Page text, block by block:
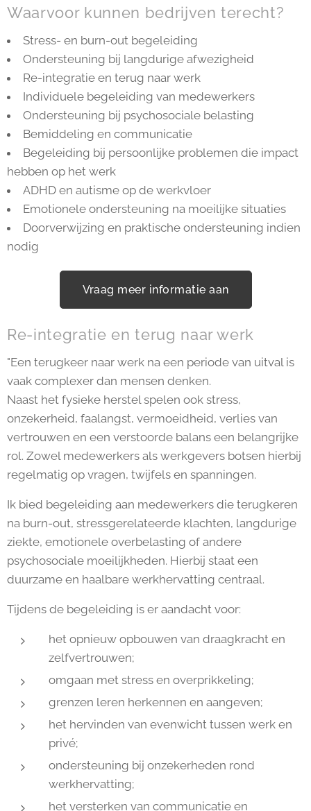
Waarvoor kunnen bedrijven terecht?
Stress- en burn-out begeleiding
Ondersteuning bij langdurige afwezigheid
Re-integratie en terug naar werk
Individuele begeleiding van medewerkers
Ondersteuning bij psychosociale belasting
Bemiddeling en communicatie
Begeleiding bij persoonlijke problemen die impact
hebben op het werk
ADHD en autisme op de werkvloer
Emotionele ondersteuning na moeilijke situaties
Doorverwijzing en praktische ondersteuning indien
nodig
Vraag meer informatie aan
Re-integratie en terug naar werk
"Een terugkeer naar werk na een periode van uitval is
vaak complexer dan mensen denken.
Naast het fysieke herstel spelen ook stress,
onzekerheid, faalangst, vermoeidheid, verlies van
vertrouwen en een verstoorde balans een belangrijke
rol. Zowel medewerkers als werkgevers botsen hierbij
regelmatig op vragen, twijfels en spanningen.
Ik bied begeleiding aan medewerkers die terugkeren
na burn-out, stressgerelateerde klachten, langdurige
ziekte, emotionele overbelasting of andere
psychosociale moeilijkheden. Hierbij staat een
duurzame en haalbare werkhervatting centraal.
Tijdens de begeleiding is er aandacht voor:
het opnieuw opbouwen van draagkracht en
zelfvertrouwen;
omgaan met stress en overprikkeling;
grenzen leren herkennen en aangeven;
het hervinden van evenwicht tussen werk en
privé;
ondersteuning bij onzekerheden rond
werkhervatting;
het versterken van communicatie en